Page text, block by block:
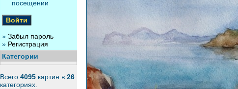
посещении
» Забыл пароль
» Регистрация
Категории
Всего 4095 картин в 26
категориях.